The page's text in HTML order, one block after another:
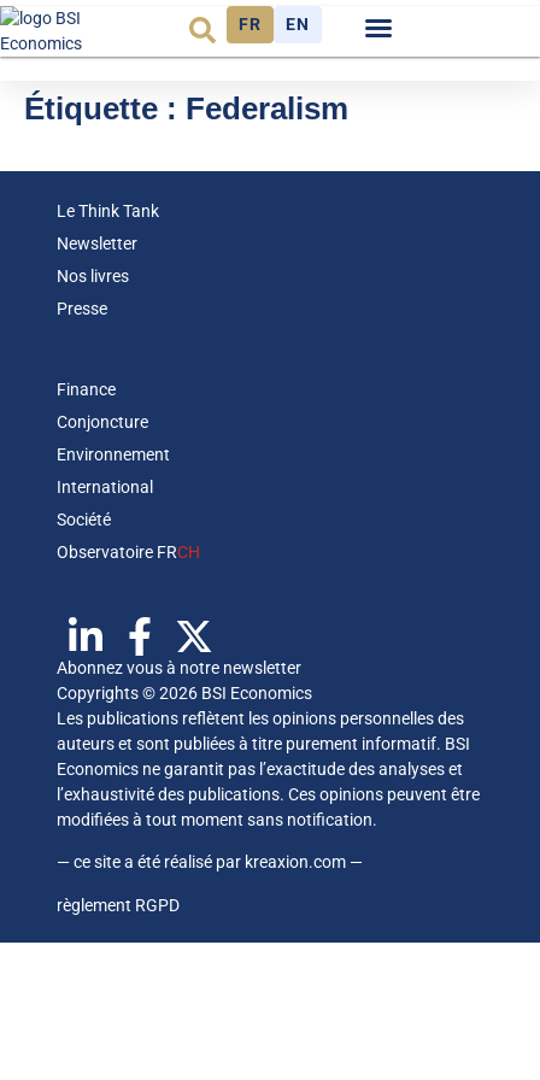
FR EN
Étiquette : Federalism
Le Think Tank
Newsletter
Nos livres
Presse
Finance
Conjoncture
Environnement
International
Société
Observatoire FRCH
Abonnez vous à notre newsletter
Copyrights © 2026 BSI Economics
Les publications reflètent les opinions personnelles des
auteurs et sont publiées à titre purement informatif. BSI
Economics ne garantit pas l’exactitude des analyses et
l’exhaustivité des publications. Ces opinions peuvent être
modifiées à tout moment sans notification.
— ce site a été réalisé par kreaxion.com —
règlement RGPD